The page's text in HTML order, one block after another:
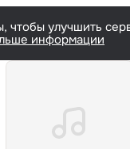
улучшить
информации